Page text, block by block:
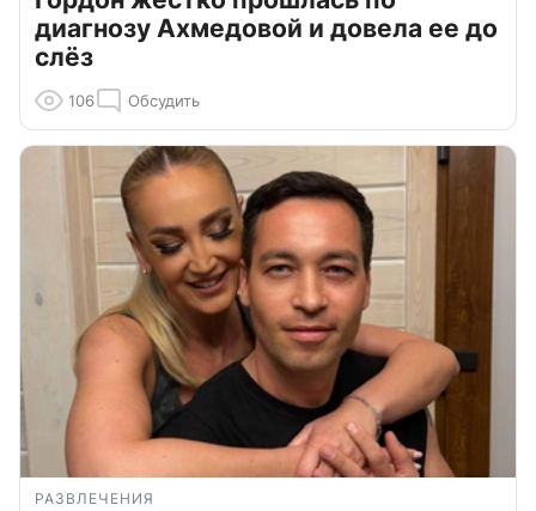
диагнозу Ахмедовой и довела ее до
слёз
106 Обсудить
РАЗВЛЕЧЕНИЯ